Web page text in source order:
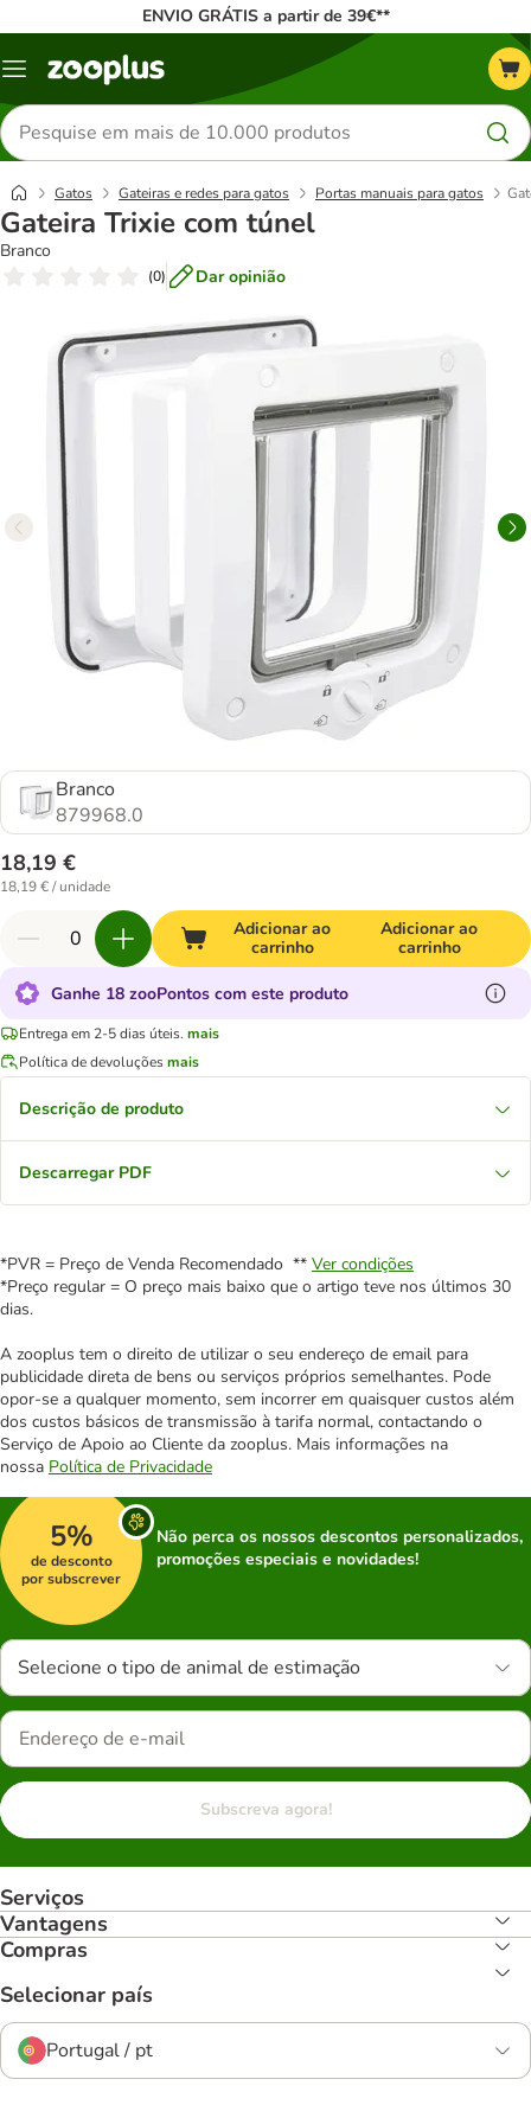
ENVIO GRÁTIS a partir de 39€**
Menu
Pesquisar
produtos
Gatos Gateiras e redes para gatos Portas manuais para gatos
Gateira Trixie com túnel
Branco
(0) Dar opinião
Branco
879968.0
18,19 €
18,19 € / unidade
Adicionar ao
carrinho
Adicionar ao
carrinho
Ganhe 18 zooPontos com este produto
Entrega em 2-5 dias úteis. mais
Política de devoluçõesmais
Descrição de produto
Descarregar PDF
*PVR = Preço de Venda Recomendado ** Ver condições
*Preço regular = O preço mais baixo que o artigo teve nos últimos 30
dias.
A zooplus tem o direito de utilizar o seu endereço de email para
publicidade direta de bens ou serviços próprios semelhantes. Pode
opor-se a qualquer momento, sem incorrer em quaisquer custos além
dos custos básicos de transmissão à tarifa normal, contactando o
Serviço de Apoio ao Cliente da zooplus. Mais informações na
nossa Política de Privacidade
5%
de desconto
por subscrever
Não perca os nossos descontos personalizados,
promoções especiais e novidades!
Selecione o tipo de animal de estimação
Subscreva agora!
Serviços
Vantagens
Compras
Selecionar país
Portugal / pt